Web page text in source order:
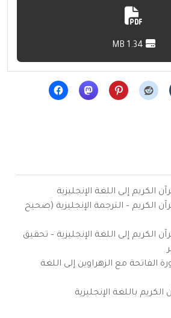
الكريم إلى اللغة الإنجليزية
الكريم – الترجمة الإنجليزية (صحيح
الكريم إلى اللغة الإنجليزية – تحقيق
الفاتحة مع الزهراوين إلى اللغة
الكريم باللغة الإنجليزية